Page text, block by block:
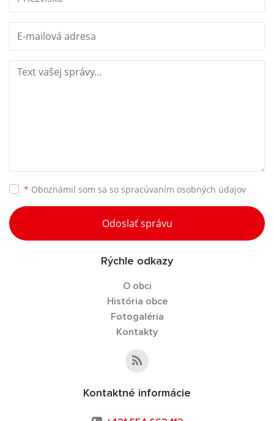
* Oboznámil som sa so spracúvaním osobných údajov
Odoslať správu
Rýchle odkazy
O obci
História obce
Fotogaléria
Kontakty
Kontaktné informácie